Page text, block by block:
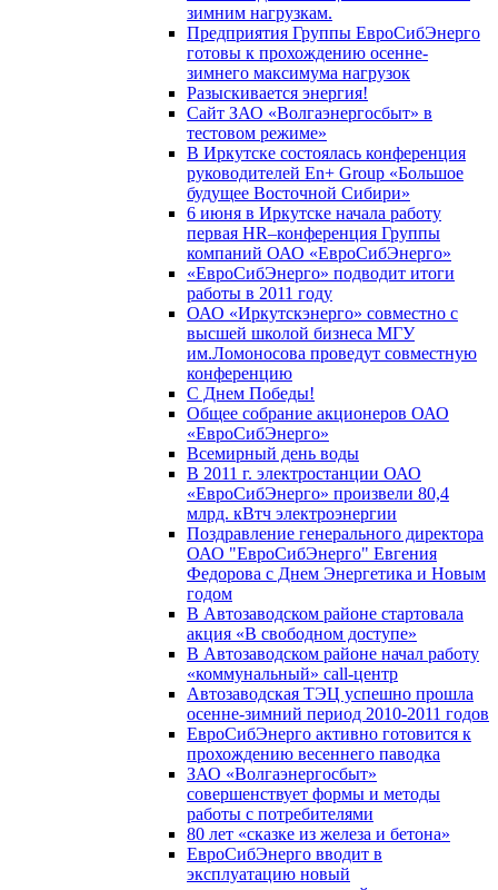
зимним нагрузкам.
Предприятия Группы ЕвроСибЭнерго
готовы к прохождению осенне-
зимнего максимума нагрузок
Разыскивается энергия!
Сайт ЗАО «Волгаэнергосбыт» в
тестовом режиме»
В Иркутске состоялась конференция
руководителей En+ Group «Большое
будущее Восточной Сибири»
6 июня в Иркутске начала работу
первая HR–конференция Группы
компаний ОАО «ЕвроСибЭнерго»
«ЕвроСибЭнерго» подводит итоги
работы в 2011 году
ОАО «Иркутскэнерго» совместно с
высшей школой бизнеса МГУ
им.Ломоносова проведут совместную
конференцию
С Днем Победы!
Общее собрание акционеров ОАО
«ЕвроСибЭнерго»
Всемирный день воды
В 2011 г. электростанции ОАО
«ЕвроСибЭнерго» произвели 80,4
млрд. кВтч электроэнергии
Поздравление генерального директора
ОАО "ЕвроСибЭнерго" Евгения
Федорова с Днем Энергетика и Новым
годом
В Автозаводском районе стартовала
акция «В свободном доступе»
В Автозаводском районе начал работу
«коммунальный» call-центр
Автозаводская ТЭЦ успешно прошла
осенне-зимний период 2010-2011 годов
ЕвроСибЭнерго активно готовится к
прохождению весеннего паводка
ЗАО «Волгаэнергосбыт»
совершенствует формы и методы
работы с потребителями
80 лет «сказке из железа и бетона»
ЕвроСибЭнерго вводит в
эксплуатацию новый